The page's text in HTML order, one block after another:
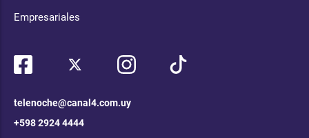
Empresariales
telenoche@canal4.com.uy
+598 2924 4444